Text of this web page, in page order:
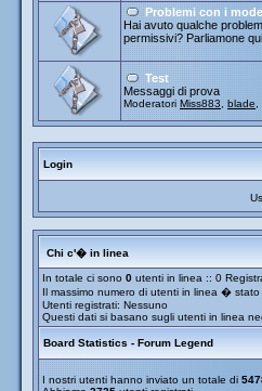
Problemi con i
Hai avuto qualche
permissivi? Parliamone
Test
Messaggi di prova
Moderatori Miss883 blade
Login
Chi c'� in linea
In totale ci sono 0 utenti in linea :: 0
Il massimo numero di utenti in linea � stato
Utenti registrati: Nessuno
Questi dati si basano sugli utenti in linea
Board Statistics - Forum Legend
I nostri utenti hanno inviato un totale di